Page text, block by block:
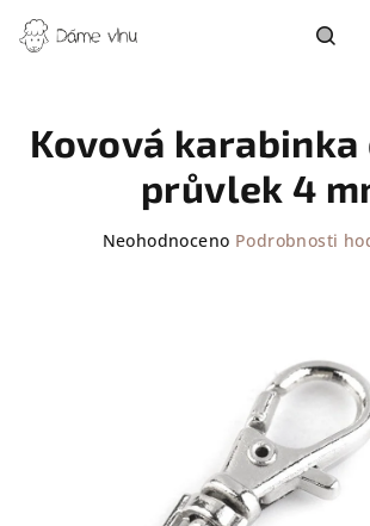
na
obsah
Kovová karabinka
průvlek 4
Průměrné
Neohodnoceno Podrobnosti